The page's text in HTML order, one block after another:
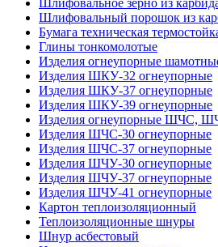
Шлифовальный порошок из
Бумага техническая
Глины тонкомолотые
Изделия огнеупорные
Изделия ШКУ-32 огнеупорные
Изделия ШКУ-37 огнеупорные
Изделия ШКУ-39 огнеупорные
Изделия огнеупорные ШЧС,
Изделия ШЧС-30 огнеупорные
Изделия ШЧС-37 огнеупорные
Изделия ШЧУ-30 огнеупорные
Изделия ШЧУ-37 огнеупорные
Изделия ШЧУ-41 огнеупорные
Картон теплоизоляционный
Теплоизоляционные шнуры
Шнур асбестовый